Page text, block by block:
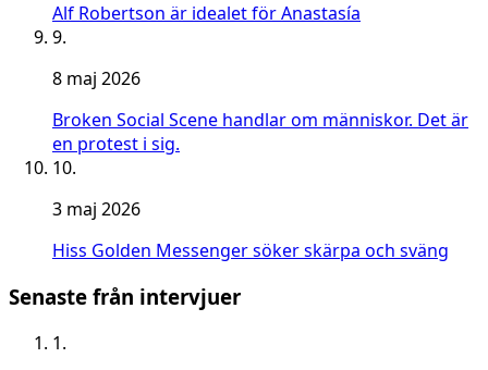
Alf Robertson är idealet för Anastasía
9.
8 maj 2026
Broken Social Scene handlar om människor. Det är
en protest i sig.
10.
3 maj 2026
Hiss Golden Messenger söker skärpa och sväng
Senaste från intervjuer
1.